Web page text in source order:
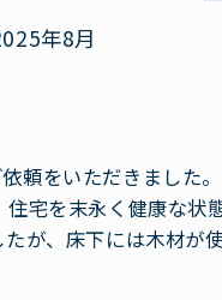
年8月
をいただきました
宅を末永く健康な状
が、床下には木材が